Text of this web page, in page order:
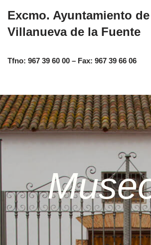
Saltar
al
Excmo. Ayuntamiento de
Villanueva de la Fuente
Tfno: 967 39 60 00 – Fax: 967 39 66 06